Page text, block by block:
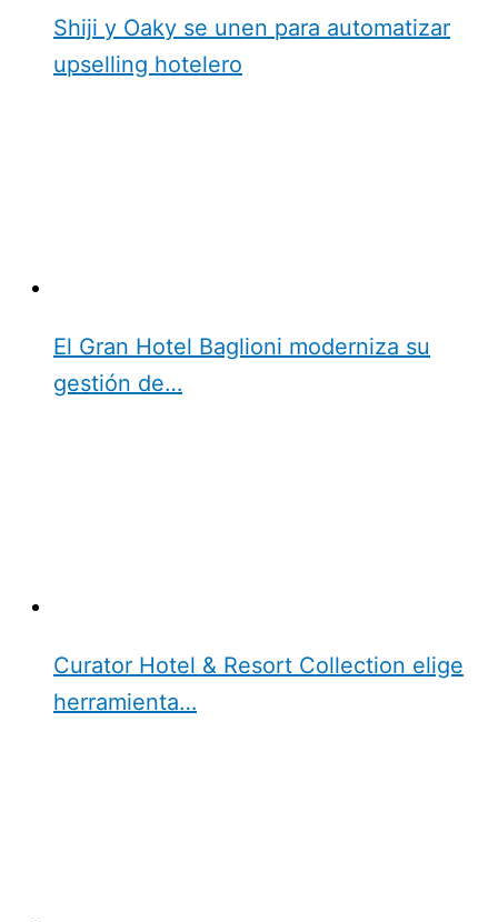
Shiji y Oaky se unen para automatizar
upselling hotelero
El Gran Hotel Baglioni moderniza su
gestión de…
Curator Hotel & Resort Collection elige
herramienta…